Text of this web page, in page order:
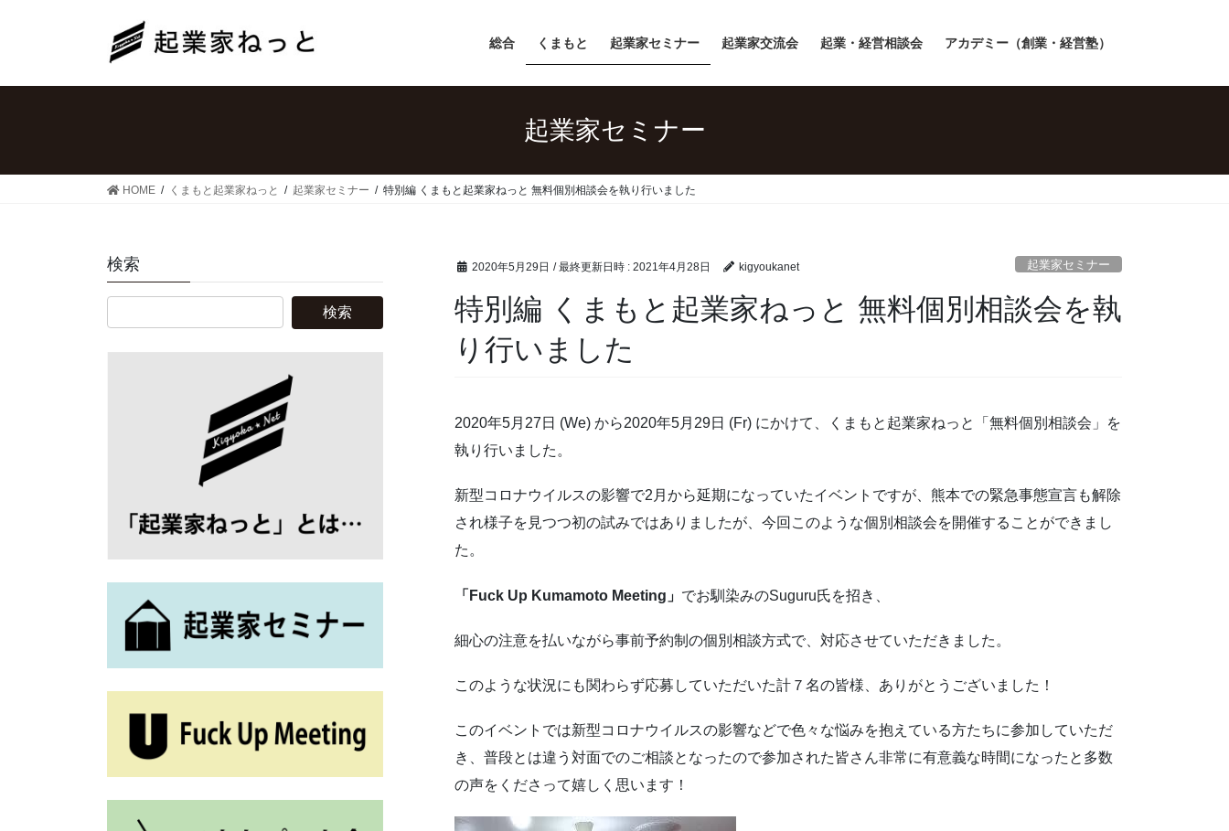
総合 くまもと 起業家セミナー 起業家交流会 起業・経営相談会 アカデミー（創業・経営塾）
起業家セミナー
HOME くまもと起業家ねっと 起業家セミナー 特別編 くまもと起業家ねっと 無料個別相談会を執り行いました
2020年5月29日 / 最終更新日時 : 2021年4月28日 kigyoukanet 起業家セミナー
特別編 くまもと起業家ねっと 無料個別相談会を執
り行いました
2020年5月27日 (We) から2020年5月29日 (Fr) にかけて、くまもと起業家ねっと「無料個別相談会」を
執り行いました。
新型コロナウイルスの影響で2月から延期になっていたイベントですが、熊本での緊急事態宣言も解除
され様子を見つつ初の試みではありましたが、今回このような個別相談会を開催することができまし
た。
「Fuck Up Kumamoto Meeting」 でお馴染みのSuguru氏を招き、
細心の注意を払いながら事前予約制の個別相談方式で、対応させていただきました。
このような状況にも関わらず応募していただいた計７名の皆様、ありがとうございました！
このイベントでは新型コロナウイルスの影響などで色々な悩みを抱えている方たちに参加していただ
き、普段とは違う対面でのご相談となったので参加された皆さん非常に有意義な時間になったと多数
の声をくださって嬉しく思います！
検索